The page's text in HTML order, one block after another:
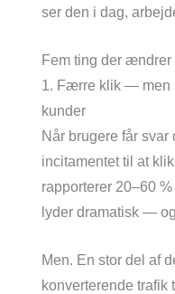
ser den i dag,
Fem ting der
1. Færre klik — men
kunder
Når brugere får svar
incitamentet til at
rapporterer 20–60
lyder dramatisk —
Men. En stor del af
konverterende trafik